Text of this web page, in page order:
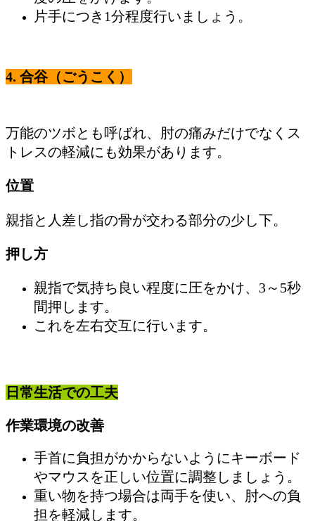
片手につき1分程度行いましょう。
4. 合谷（ごうこく）
万能のツボとも呼ばれ、肘の痛みだけでなくス
トレスの軽減にも効果があります。
位置
親指と人差し指の骨が交わる部分の少し下。
押し方
親指で気持ち良い程度に圧をかけ、3～5秒
間押します。
これを左右交互に行います。
日常生活での工夫
作業環境の改善
手首に負担がかからないようにキーボード
やマウスを正しい位置に調整しましょう。
重い物を持つ場合は両手を使い、肘への負
担を軽減します。